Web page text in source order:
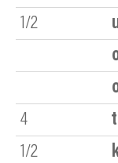
1/2
4
1/2